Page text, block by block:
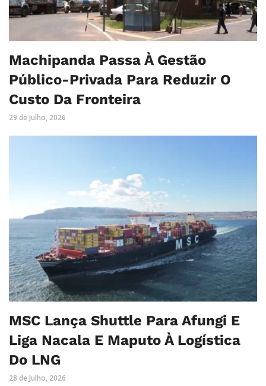
Machipanda Passa À Gestão
Público-Privada Para Reduzir O
Custo Da Fronteira
29 de Julho, 2026
MSC Lança Shuttle Para Afungi E
Liga Nacala E Maputo À Logística
Do LNG
28 de Julho, 2026